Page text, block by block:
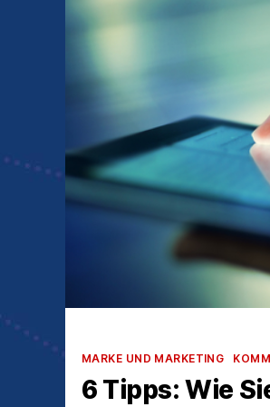
Kategorien
MARKE UND MARKETING
6 Tipps: Wie